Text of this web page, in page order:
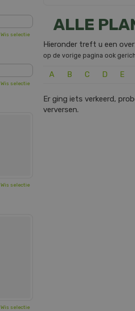
ALLE
Hieronder treft u een
op de vorige pagina ook
A B C D E
Er ging iets verkeerd,
verversen.
Wis selectie
Wis selectie
Wis selectie
Wis selectie